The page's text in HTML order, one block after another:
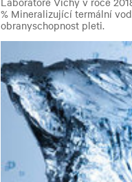
% Mineralizující termální
obranyschopnost pleti.